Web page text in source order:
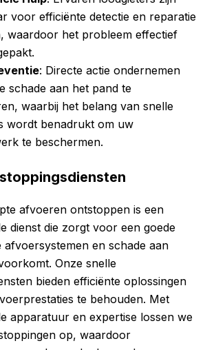
voor efficiënte detectie en reparatie
waardoor het probleem effectief
: Directe actie ondernemen
schade aan het pand te
waarbij het belang van snelle
wordt benadrukt om uw
te beschermen.
afvoeren ontstoppen is een
dienst die zorgt voor een goede
afvoersystemen en schade aan
Onze snelle
bieden efficiënte oplossingen
te behouden. Met
apparatuur en expertise lossen we
op, waardoor